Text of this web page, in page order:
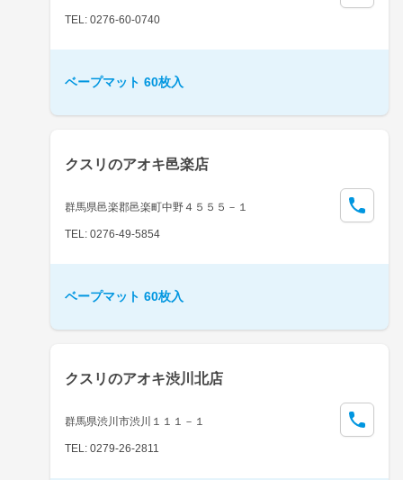
TEL: 0276-60-0740
ベープマット 60枚入
クスリのアオキ邑楽店
群馬県邑楽郡邑楽町中野４５５５－１
TEL: 0276-49-5854
ベープマット 60枚入
クスリのアオキ渋川北店
群馬県渋川市渋川１１１－１
TEL: 0279-26-2811